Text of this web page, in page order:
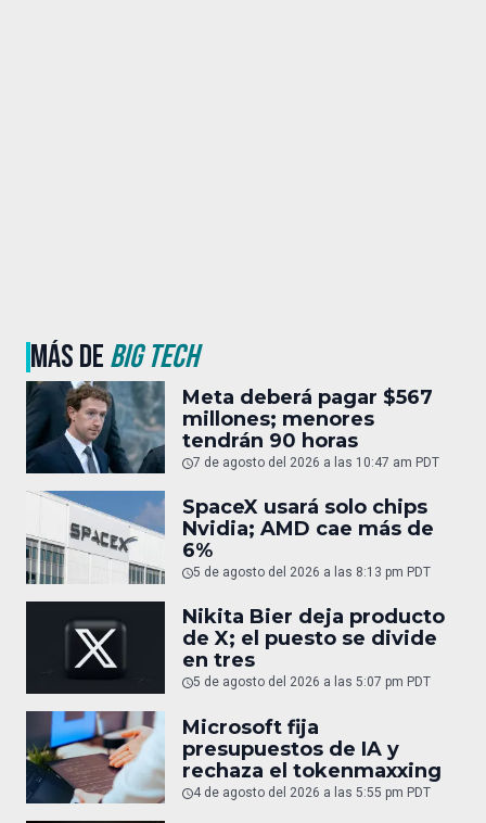
MÁS DEBIG TECH
Meta deberá pagar $567
millones; menores
tendrán 90 horas
7 de agosto del 2026 a las 10:47 am PDT
SpaceX usará solo chips
Nvidia; AMD cae más de
6%
5 de agosto del 2026 a las 8:13 pm PDT
Nikita Bier deja producto
de X; el puesto se divide
en tres
5 de agosto del 2026 a las 5:07 pm PDT
Microsoft fija
presupuestos de IA y
rechaza el tokenmaxxing
4 de agosto del 2026 a las 5:55 pm PDT